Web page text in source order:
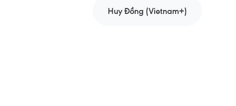
Huy Đồng (Vietnam+)